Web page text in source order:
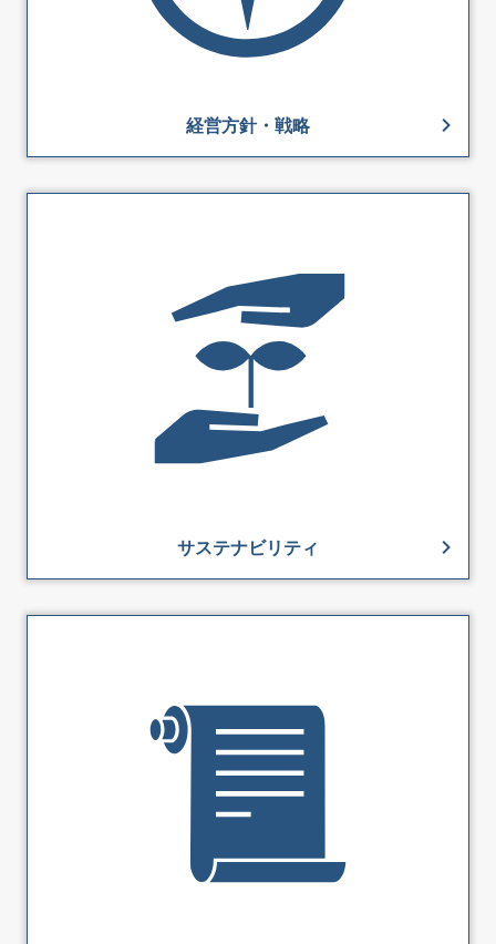
経営方針・戦略
サステナビリティ